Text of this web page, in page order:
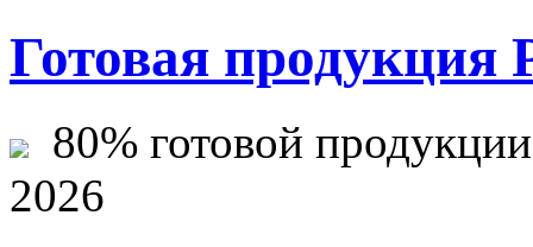
Готовая продукция
80% готовой
2026